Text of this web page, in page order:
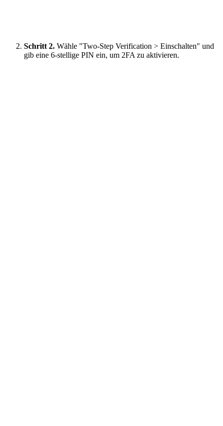
Schritt 2. Wähle "Two-Step Verification > Einschalten" und
gib eine 6-stellige PIN ein, um 2FA zu aktivieren.